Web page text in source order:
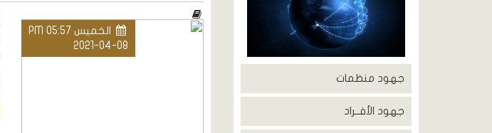
جهود منظمات
جهود الأفــراد
الخميس PM 05:57
2021-04-08